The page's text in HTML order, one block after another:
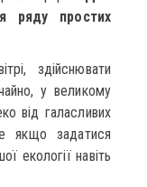
ряду простих
здійснювати
у великому
від галасливих
якщо задатися
екології навіть